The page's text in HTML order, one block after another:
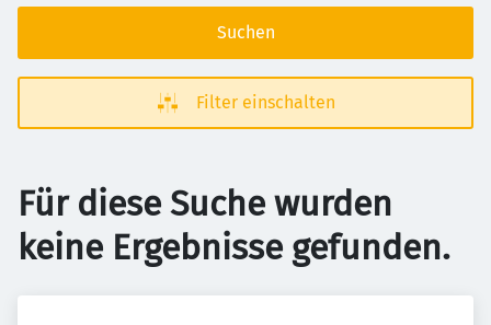
Suchen
Filter einschalten
Für diese Suche wurden
keine Ergebnisse gefunden.